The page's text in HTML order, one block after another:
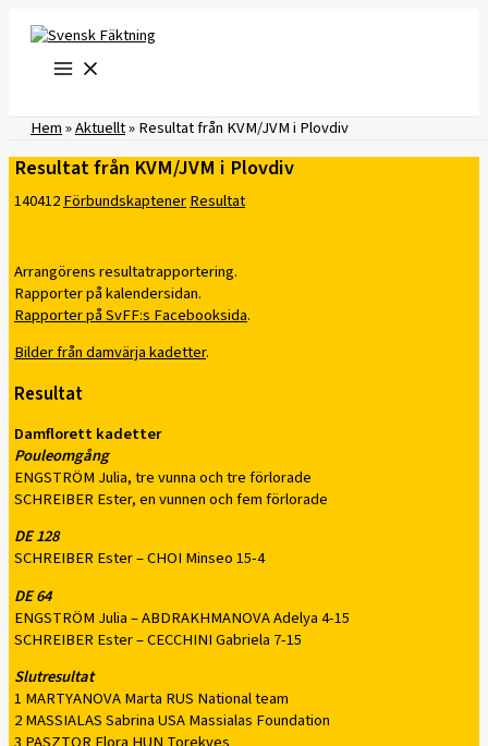
innehåll
Hem»Aktuellt»Resultat från KVM/JVM i Plovdiv
Resultat från KVM/JVM i Plovdiv
140412FörbundskaptenerResultat
Arrangörens resultatrapportering.
Rapporter på kalendersidan.
Rapporter på SvFF:s Facebooksida.
Bilder från damvärja kadetter.
Resultat
Damflorett kadetter
Pouleomgång
ENGSTRÖM Julia, tre vunna och tre förlorade
SCHREIBER Ester, en vunnen och fem förlorade
DE 128
SCHREIBER Ester – CHOI Minseo 15-4
DE 64
ENGSTRÖM Julia – ABDRAKHMANOVA Adelya 4-15
SCHREIBER Ester – CECCHINI Gabriela 7-15
Slutresultat
1 MARTYANOVA Marta RUS National team
2 MASSIALAS Sabrina USA Massialas Foundation